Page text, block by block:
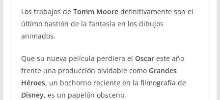
Los trabajos de Tomm Mooredefinitivamente son el
último bastión de la fantasía en los dibujos
animados.
Que su nueva película perdiera el Oscareste año
frente una producción olvidable como Grandes
Héroes, un bochorno reciente en la filmografía de
Disney, es un papelón obsceno.